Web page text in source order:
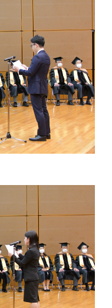
表
主行動計画
成
を取得しました
知と癒しの次
ラム（医歯学
(医歯学系)」
象学生（秋入
SPRING
WISE
Year
歯科大学
Year
admission)
京医科歯科大学
学生（秋入学
推進に関する対
生向けPC購
京医科歯科大学
決定通知書授与
京医科歯科大学
究者養成コー
ました。
医科歯科大学
者養成コー
ました。
京医科歯科大学
用決定通知書授
て
）
工学系専攻履
ータサイエン
ついて（受験生
life after
いて（在学生
life after
ン機構トップ
ル・ヘルスケア
プロジェクト
研究機構）
機構）
機構）トップ
統合研究機構）
合研究機構）
安全性グルー
たセンター
たセンタート
襲医歯学研究セ
セキュリティ部
セキュリティ部
ト）
サイト）
ウンロード)(学
情報・評価